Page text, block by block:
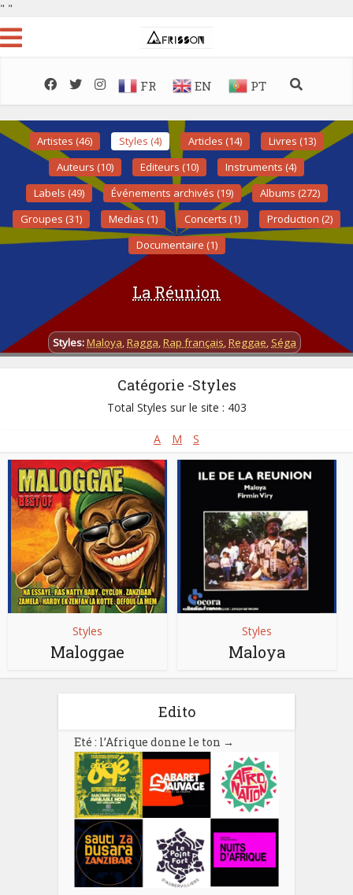
" "
FR EN PT
Artistes (46) Styles (4) Articles (14)
Livres (13)
Auteurs (10)
Editeurs (10)
Instruments (4)
Labels (49)
Événements archivés (19)
Albums (272)
Groupes (31)
Medias (1) Concerts (1)
Production (2)
Documentaire (1)
La Réunion
Styles:Maloya,Ragga,Rap français,Reggae, Séga
Catégorie -Styles
Total Styles sur le site : 403
A M S
Styles
Maloggae
Styles
Maloya
Edito
Eté : l’Afrique donne le ton →